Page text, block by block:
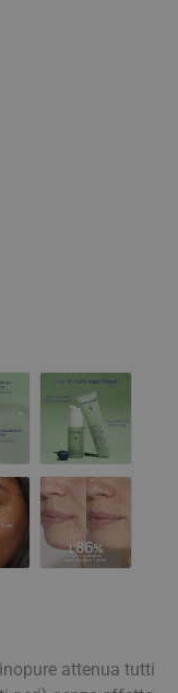
attenua tutti